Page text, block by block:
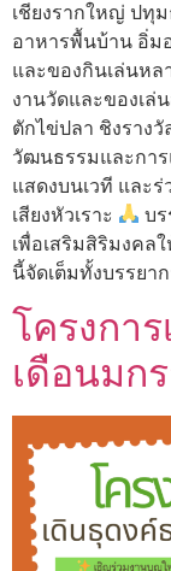
เชียงรากใหญ่ ปทุ
อาหารพื้นบ้าน อิ่ม
และของกินเล่นห
งานวัดและของเล่
ตักไข่ปลา ชิงราง
วัฒนธรรมและกา
แสดงบนเวที และ
เสียงหัวเราะ
บ
เพื่อเสริมสิริมงคล
นี้จัดเต็มทั้งบรรยา
โครงกา
เดือนมก